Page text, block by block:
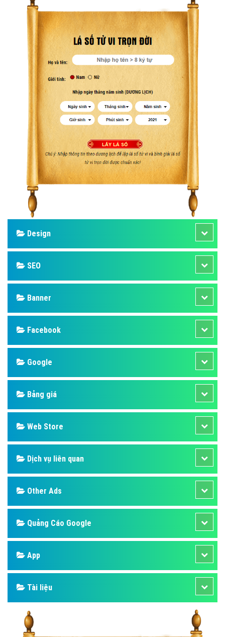
Design
SEO
Banner
Facebook
Google
Bảng giá
Web Store
Dịch vụ liên quan
Other Ads
Quảng Cáo Google
App
Tài liệu